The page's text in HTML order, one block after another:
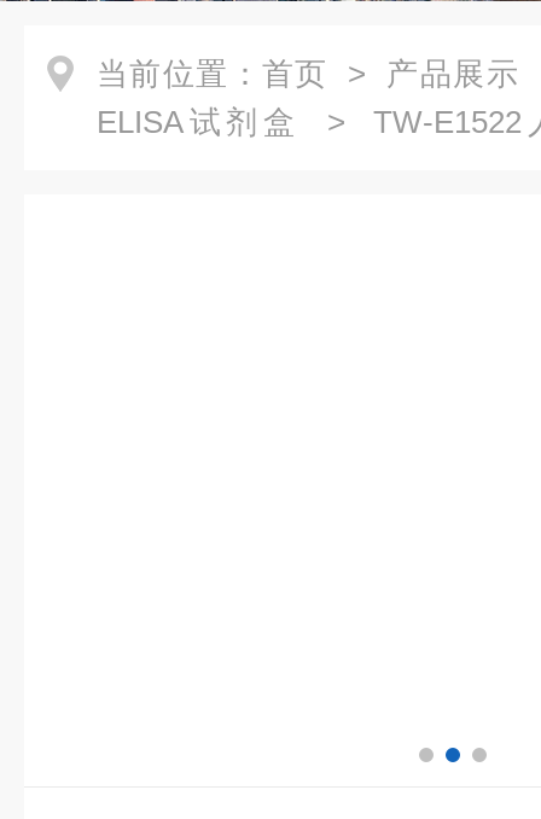
当前位置： 首页 > 产品展示
ELISA试剂盒
> TW-E1522